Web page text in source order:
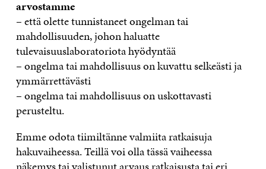
arvostamme
– että olette tunnistaneet ongelman tai
mahdollisuuden, johon haluatte
tulevaisuuslaboratoriota hyödyntää
– ongelma tai mahdollisuus on kuvattu selkeästi ja
ymmärrettävästi
– ongelma tai mahdollisuus on uskottavasti
perusteltu.
Emme odota tiimiltänne valmiita ratkaisuja
hakuvaiheessa. Teillä voi olla tässä vaiheessa